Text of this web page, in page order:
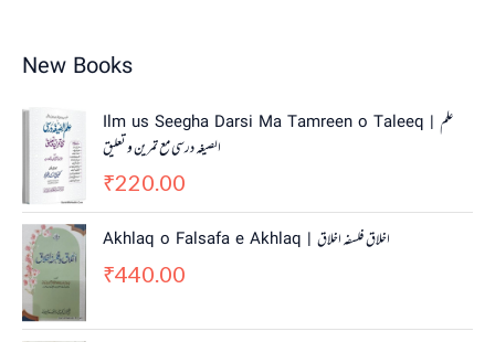
New Books
Ilm us Seegha Darsi Ma Tamreen o Taleeq | علم
الصیغہ درسی مع تمرین و تعلیق
₹220.00
Akhlaq o Falsafa e Akhlaq | اخلاق فلسفہ اخلاق
₹440.00